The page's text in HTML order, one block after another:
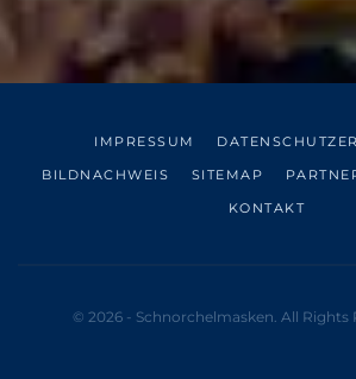
IMPRESSUM
BILDNACHWEIS
SITEMAP
KONTAKT
© 2026 - Schnorchelmasken. All Rights